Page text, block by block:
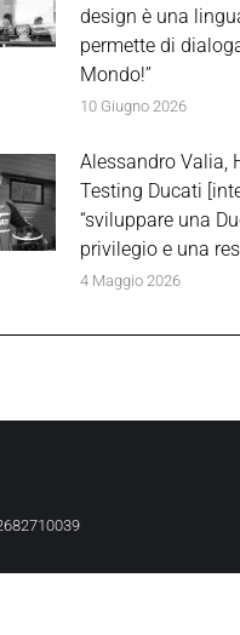
design è una
permette di
Mondo!”
10 Giugno 2026
Alessandro Valia,
Testing Ducati
“sviluppare una
privilegio e una
4 Maggio 2026